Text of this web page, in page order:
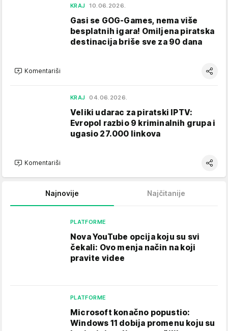
KRAJ 10.06.2026.
Gasi se GOG-Games, nema više
besplatnih igara! Omiljena piratska
destinacija briše sve za 90 dana
Komentariši
KRAJ 04.06.2026.
Veliki udarac za piratski IPTV:
Evropol razbio 9 kriminalnih grupa i
ugasio 27.000 linkova
Komentariši
Najnovije Najčitanije
PLATFORME
Nova YouTube opcija koju su svi
čekali: Ovo menja način na koji
pravite videe
PLATFORME
Microsoft konačno popustio:
Windows 11 dobija promenu koju su